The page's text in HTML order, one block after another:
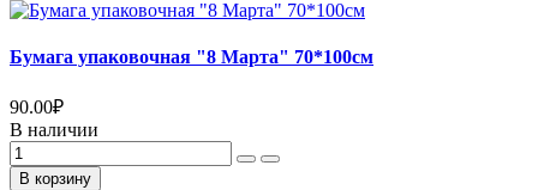
Бумага упаковочная "8 Марта" 70*100см
90.00₽
В наличии
В корзину